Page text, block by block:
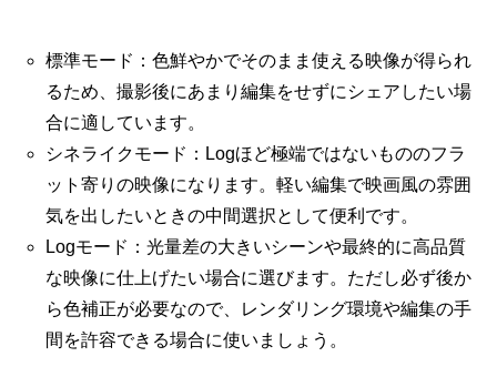
標準モード：色鮮やかでそのまま使える映像が得られ
るため、撮影後にあまり編集をせずにシェアしたい場
合に適しています。
シネライクモード：Logほど極端ではないもののフラ
ット寄りの映像になります。軽い編集で映画風の雰囲
気を出したいときの中間選択として便利です。
Logモード：光量差の大きいシーンや最終的に高品質
な映像に仕上げたい場合に選びます。ただし必ず後か
ら色補正が必要なので、レンダリング環境や編集の手
間を許容できる場合に使いましょう。